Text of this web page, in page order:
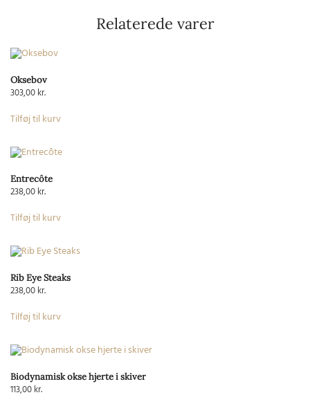
Relaterede varer
Oksebov
303,00kr.
Tilføj til kurv
Entrecôte
238,00kr.
Tilføj til kurv
Rib Eye Steaks
238,00kr.
Tilføj til kurv
Biodynamisk okse hjerte i skiver
113,00kr.